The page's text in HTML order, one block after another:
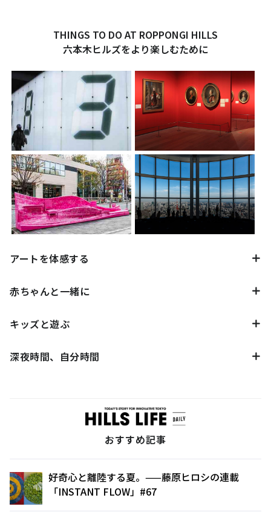
THINGS TO DO AT ROPPONGI HILLS
六本木ヒルズをより楽しむために
アートを体感する
赤ちゃんと一緒に
キッズと遊ぶ
深夜時間、自分時間
おすすめ記事
好奇心と離陸する夏。——藤原ヒロシの連載
「INSTANT FLOW」#67